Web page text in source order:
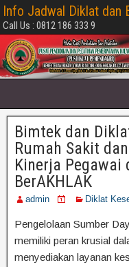
Info Jadwal Diklat dan
Call Us : 0812 186 333 9
Bimtek dan
Rumah Sakit
Kinerja Pegawai
BerAKHLAK
admin Diklat
Pengelolaan Sumber
memiliki peran krusial
menyediakan layanan